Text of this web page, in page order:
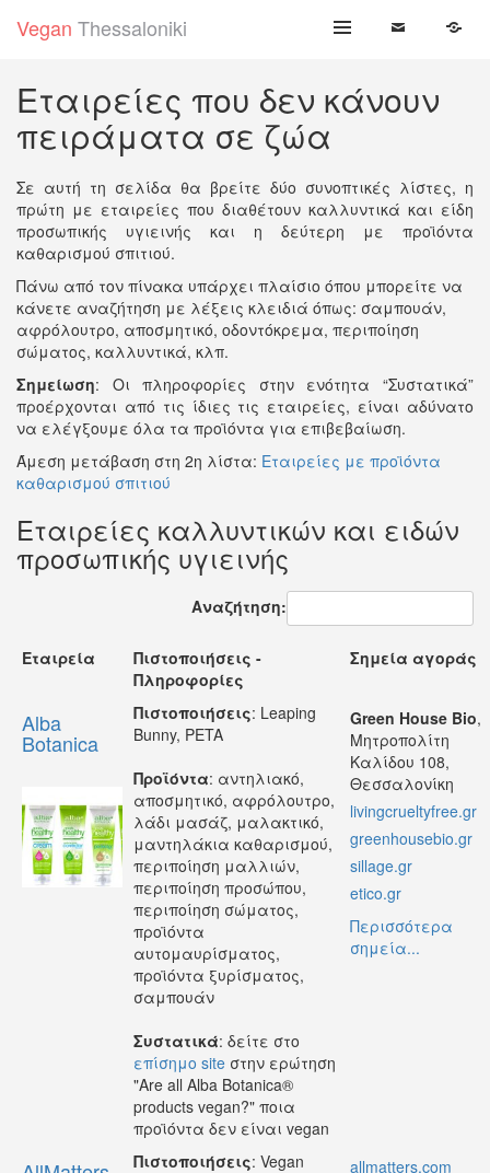
Vegan Thessaloniki
Εταιρείες που δεν κάνουν
πειράματα σε ζώα
Σε αυτή τη σελίδα θα βρείτε δύο συνοπτικές λίστες, η
πρώτη με εταιρείες που διαθέτουν καλλυντικά και είδη
προσωπικής υγιεινής και η δεύτερη με προϊόντα
καθαρισμού σπιτιού.
Πάνω από τον πίνακα υπάρχει πλαίσιο όπου μπορείτε να
κάνετε αναζήτηση με λέξεις κλειδιά όπως: σαμπουάν,
αφρόλουτρο, αποσμητικό, οδοντόκρεμα, περιποίηση
σώματος, καλλυντικά, κλπ.
Σημείωση: Οι πληροφορίες στην ενότητα “Συστατικά”
προέρχονται από τις ίδιες τις εταιρείες, είναι αδύνατο
να ελέγξουμε όλα τα προϊόντα για επιβεβαίωση.
Άμεση μετάβαση στη 2η λίστα: Εταιρείες με προϊόντα
καθαρισμού σπιτιού
Εταιρείες καλλυντικών και ειδών
προσωπικής υγιεινής
Αναζήτηση:
Εταιρεία
Πιστοποιήσεις -
Πληροφορίες
Σημεία αγοράς
Alba
Botanica
Πιστοποιήσεις: Leaping
Bunny, PETA
Προϊόντα: αντηλιακό,
αποσμητικό, αφρόλουτρο,
λάδι μασάζ, μαλακτικό,
μαντηλάκια καθαρισμού,
περιποίηση μαλλιών,
περιποίηση προσώπου,
περιποίηση σώματος,
προϊόντα
αυτομαυρίσματος,
προϊόντα ξυρίσματος,
σαμπουάν
Συστατικά: δείτε στο
επίσημο site στην ερώτηση
"Are all Alba Botanica®
products vegan?" ποια
προϊόντα δεν είναι vegan
Green House Bio,
Μητροπολίτη
Καλίδου 108,
Θεσσαλονίκη
livingcrueltyfree.gr
greenhousebio.gr
sillage.gr
etico.gr
Περισσότερα
σημεία...
Πιστοποιήσεις: Vegan
allmatters.com